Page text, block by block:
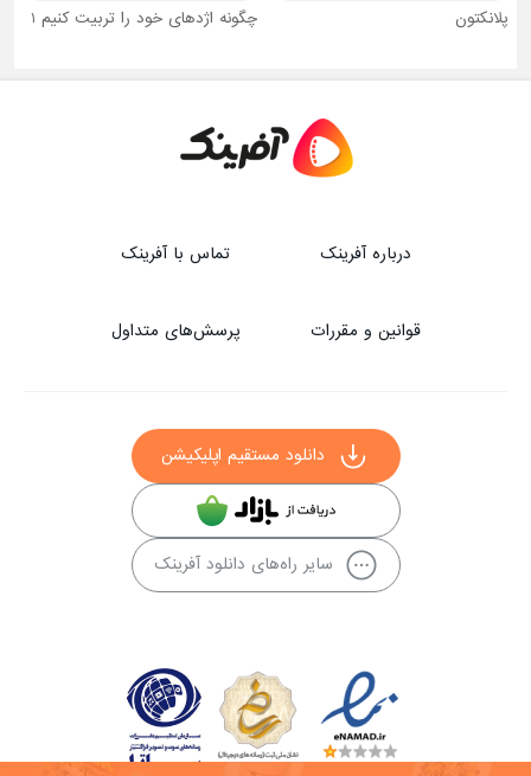
پلانکتون چگونه اژدهای خود را تربیت کنیم 1
درباره آفرینک تماس با آفرینک
قوانین و مقررات پرسش‌های متداول
دانلود مستقیم اپلیکیشن
سایر راه‌های دانلود آفرینک